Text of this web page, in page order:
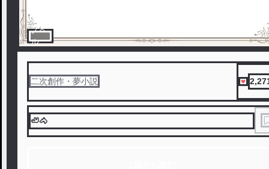
ノベ
ル
二次創作・夢小説
🦥🐴